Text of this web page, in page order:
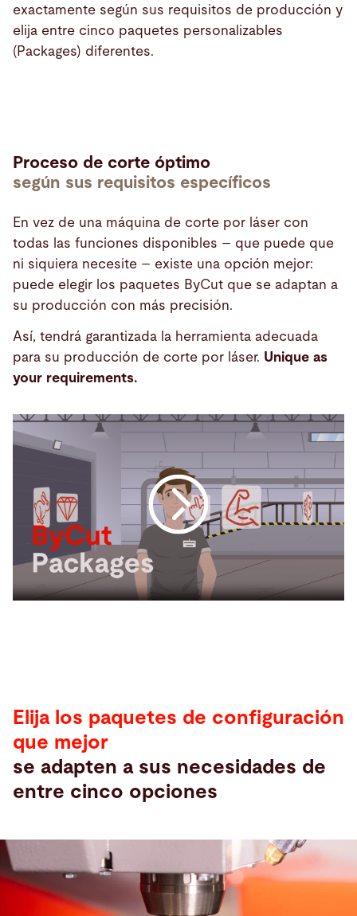
exactamente según sus requisitos de producción y
elija entre cinco paquetes personalizables
(Packages) diferentes.
Proceso de corte óptimo
según sus requisitos específicos
En vez de una máquina de corte por láser con
todas las funciones disponibles – que puede que
ni siquiera necesite – existe una opción mejor:
puede elegir los paquetes ByCut que se adaptan a
su producción con más precisión.
Así, tendrá garantizada la herramienta adecuada
para su producción de corte por láser. Unique as
your requirements.
Elija los paquetes de configuración
que mejor
se adapten a sus necesidades de
entre cinco opciones